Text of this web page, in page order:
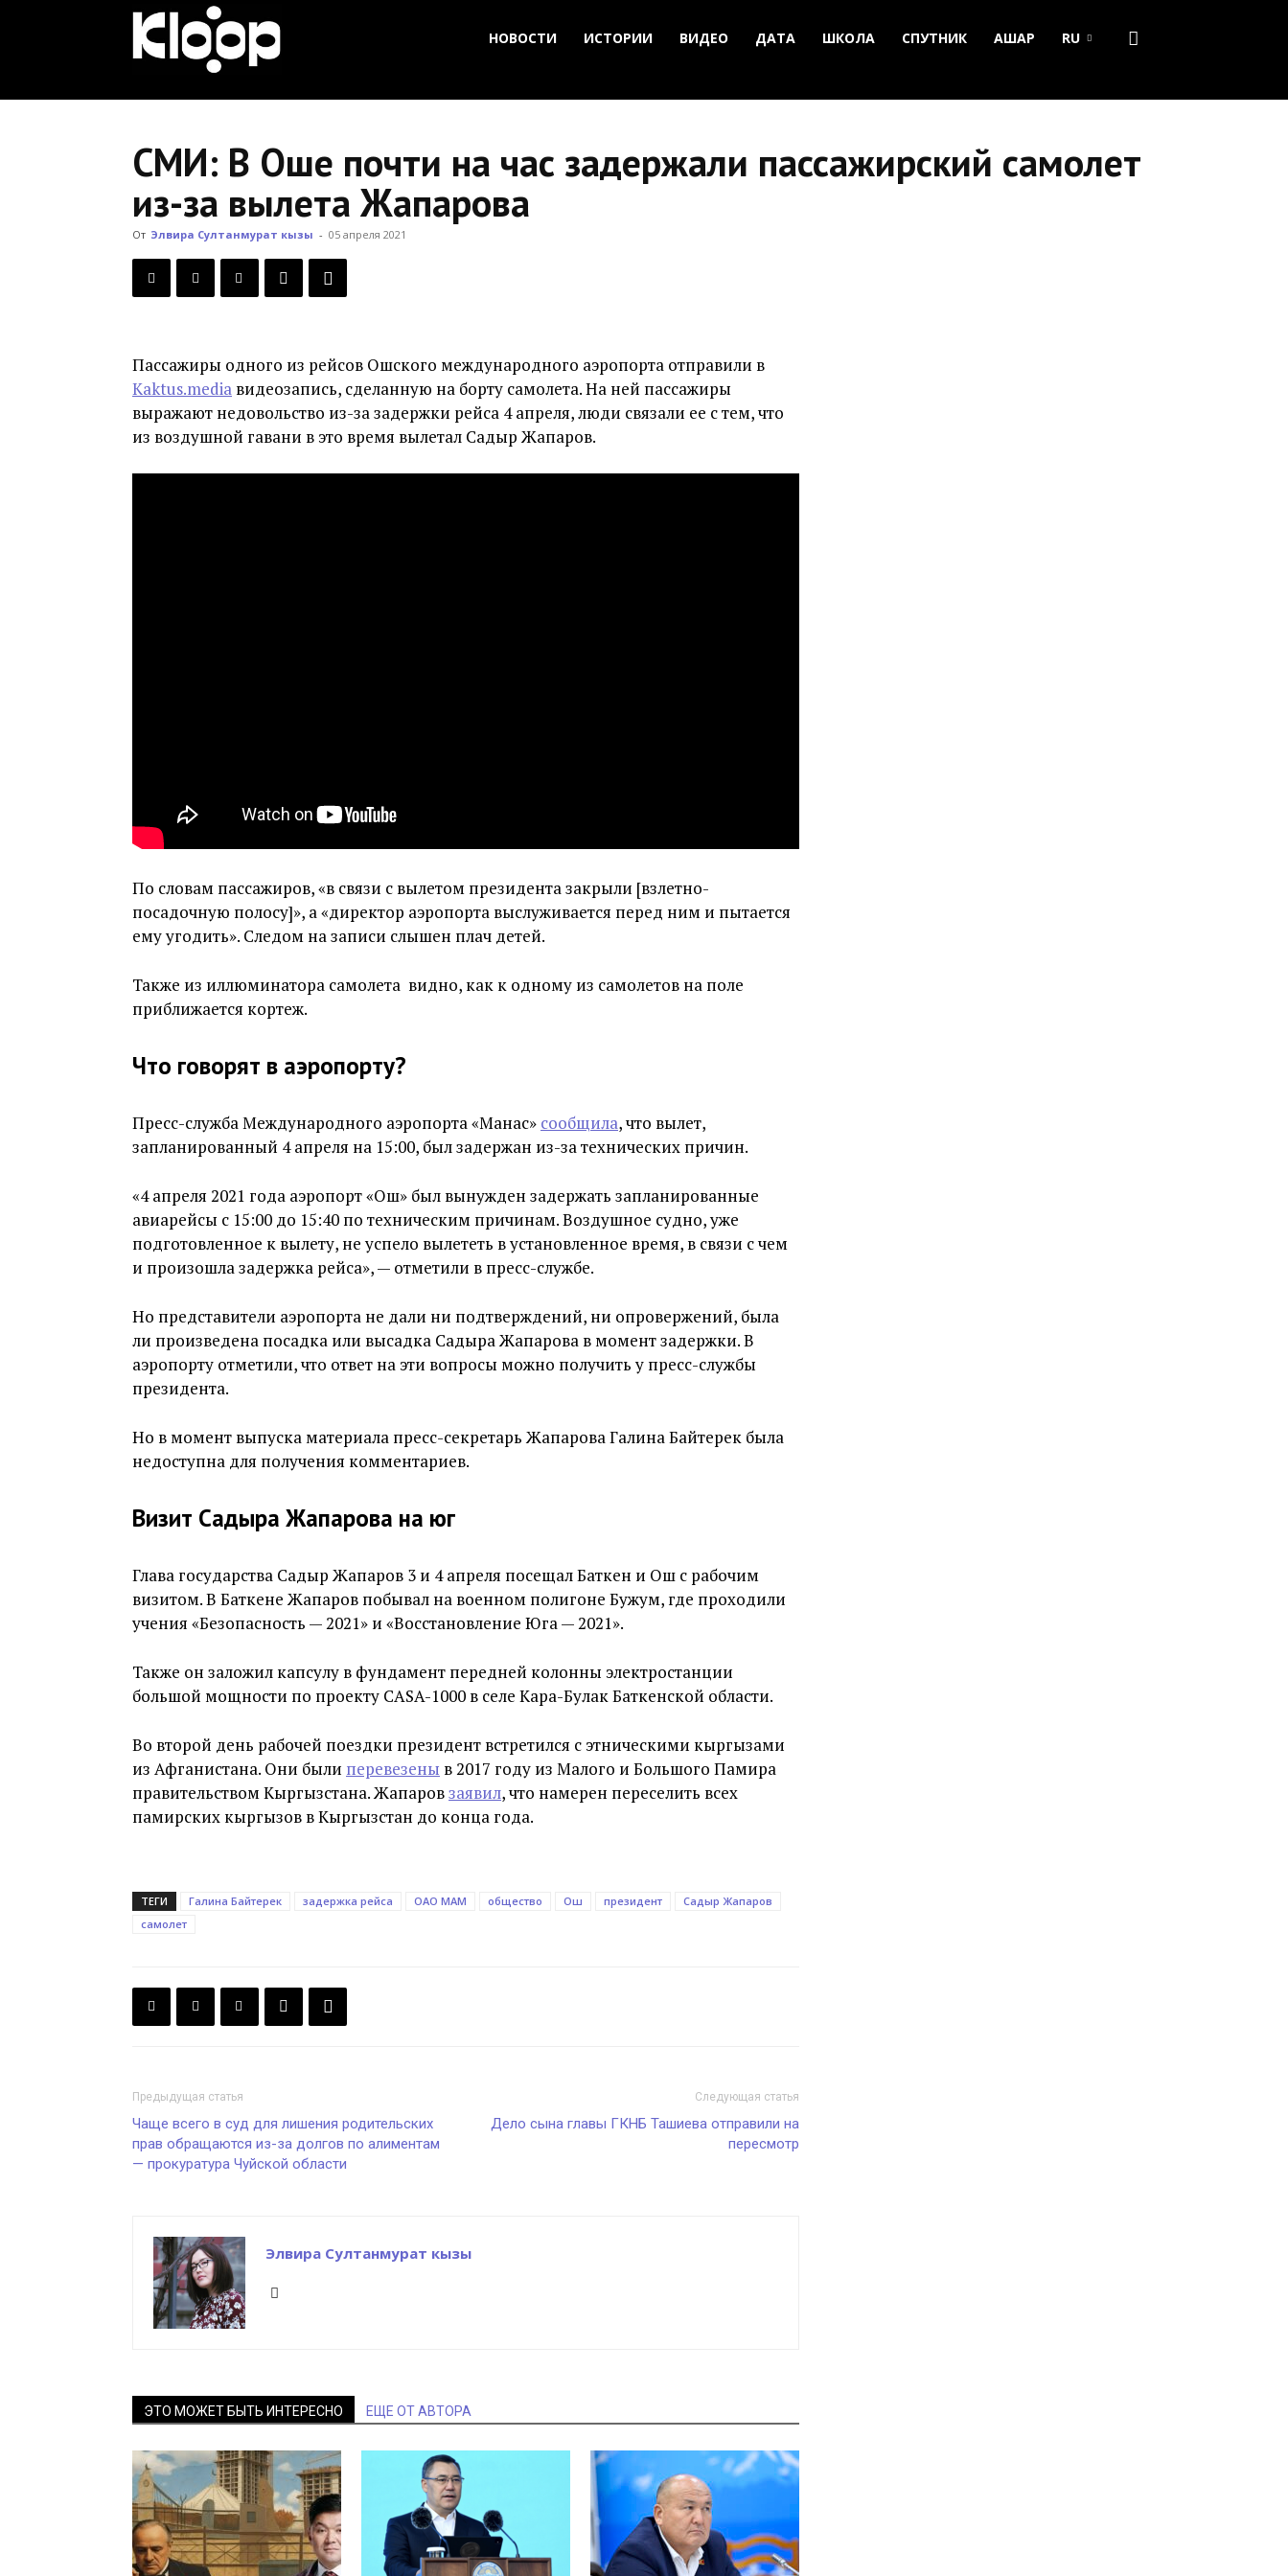
Кыргызстана
НОВОСТИ ИСТОРИИ ВИДЕО ДАТА ШКОЛА СПУТНИК АШАР RU
СМИ: В Оше почти на час задержали пассажирский самолет
из-за вылета Жапарова
От Элвира Султанмурат кызы - 05 апреля 2021
Пассажиры одного из рейсов Ошского международного аэропорта отправили в
Kaktus.media видеозапись, сделанную на борту самолета. На ней пассажиры
выражают недовольство из-за задержки рейса 4 апреля, люди связали ее с тем, что
из воздушной гавани в это время вылетал Садыр Жапаров.
По словам пассажиров, «в связи с вылетом президента закрыли [взлетно-
посадочную полосу]», а «директор аэропорта выслуживается перед ним и пытается
ему угодить». Следом на записи слышен плач детей.
Также из иллюминатора самолета видно, как к одному из самолетов на поле
приближается кортеж.
Что говорят в аэропорту?
Пресс-служба Международного аэропорта «Манас» сообщила, что вылет,
запланированный 4 апреля на 15:00, был задержан из-за технических причин.
«4 апреля 2021 года аэропорт «Ош» был вынужден задержать запланированные
авиарейсы с 15:00 до 15:40 по техническим причинам. Воздушное судно, уже
подготовленное к вылету, не успело вылететь в установленное время, в связи с чем
и произошла задержка рейса», — отметили в пресс-службе.
Но представители аэропорта не дали ни подтверждений, ни опровержений, была
ли произведена посадка или высадка Садыра Жапарова в момент задержки. В
аэропорту отметили, что ответ на эти вопросы можно получить у пресс-службы
президента.
Но в момент выпуска материала пресс-секретарь Жапарова Галина Байтерек была
недоступна для получения комментариев.
Визит Садыра Жапарова на юг
Глава государства Садыр Жапаров 3 и 4 апреля посещал Баткен и Ош с рабочим
визитом. В Баткене Жапаров побывал на военном полигоне Бужум, где проходили
учения «Безопасность — 2021» и «Восстановление Юга — 2021».
Также он заложил капсулу в фундамент передней колонны электростанции
большой мощности по проекту CASA-1000 в селе Кара-Булак Баткенской области.
Во второй день рабочей поездки президент встретился с этническими кыргызами
из Афганистана. Они были перевезены в 2017 году из Малого и Большого Памира
правительством Кыргызстана. Жапаровзаявил, что намерен переселить всех
памирских кыргызов в Кыргызстан до конца года.
ТЕГИ Галина Байтерек задержка рейса ОАО МАМ общество Ош президент
Садыр Жапаров
самолет
Предыдущая статья
Чаще всего в суд для лишения родительских
прав обращаются из-за долгов по алиментам
— прокуратура Чуйской области
Следующая статья
Дело сына главы ГКНБ Ташиева отправили на
пересмотр
Элвира Султанмурат кызы
ЭТО МОЖЕТ БЫТЬ ИНТЕРЕСНО ЕЩЕ ОТ АВТОРА